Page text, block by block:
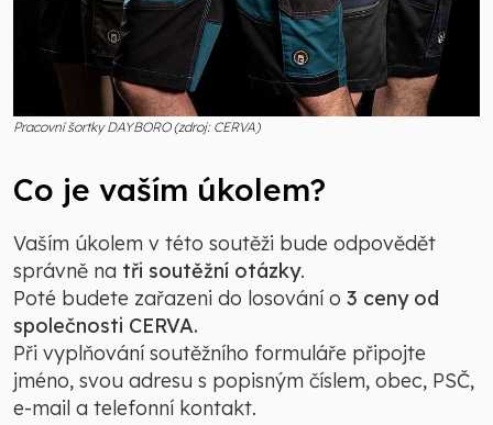
Pracovní šortky DAYBORO (zdroj: CERVA)
Co je vaším úkolem?
Vaším úkolem v této soutěži bude odpovědět
správně na tři soutěžní otázky.
Poté budete zařazeni do losování o 3 ceny od
společnosti CERVA.
Při vyplňování soutěžního formuláře připojte
jméno, svou adresu s popisným číslem, obec, PSČ,
e-mail a telefonní kontakt.